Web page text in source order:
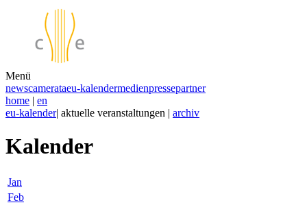
Menü
newscamerataeu-kalendermedienpressepartner
home | en
eu-kalender| aktuelle veranstaltungen | archiv
Kalender
Jan
Feb